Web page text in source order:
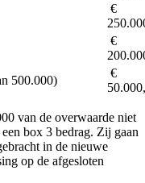
€
€
500.000)
€
van de overwaarde niet
box 3 bedrag. Zij gaan
in de nieuwe
op de afgesloten